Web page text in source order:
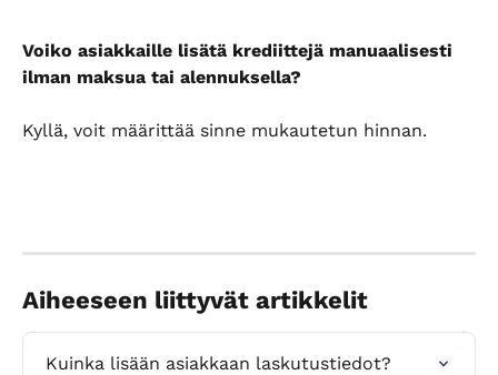
Voiko asiakkaille lisätä krediittejä manuaalisesti
ilman maksua tai alennuksella?
Kyllä, voit määrittää sinne mukautetun hinnan.
Aiheeseen liittyvät artikkelit
Kuinka lisään asiakkaan laskutustiedot?